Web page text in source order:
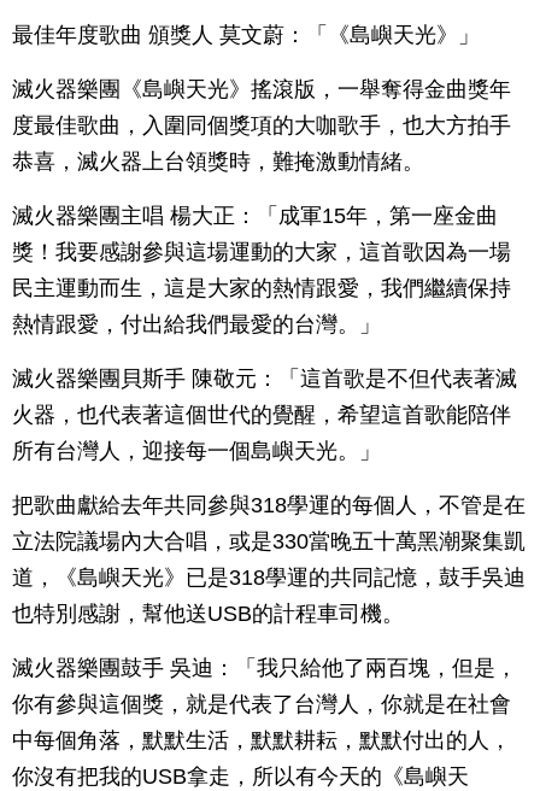
最佳年度歌曲 頒獎人 莫文蔚：「《島嶼天光》」
滅火器樂團《島嶼天光》搖滾版，一舉奪得金曲獎年
度最佳歌曲，入圍同個獎項的大咖歌手，也大方拍手
恭喜，滅火器上台領獎時，難掩激動情緒。
滅火器樂團主唱 楊大正：「成軍15年，第一座金曲
獎！我要感謝參與這場運動的大家，這首歌因為一場
民主運動而生，這是大家的熱情跟愛，我們繼續保持
熱情跟愛，付出給我們最愛的台灣。」
滅火器樂團貝斯手 陳敬元：「這首歌是不但代表著滅
火器，也代表著這個世代的覺醒，希望這首歌能陪伴
所有台灣人，迎接每一個島嶼天光。」
把歌曲獻給去年共同參與318學運的每個人，不管是在
立法院議場內大合唱，或是330當晚五十萬黑潮聚集凱
道，《島嶼天光》已是318學運的共同記憶，鼓手吳迪
也特別感謝，幫他送USB的計程車司機。
滅火器樂團鼓手 吳迪：「我只給他了兩百塊，但是，
你有參與這個獎，就是代表了台灣人，你就是在社會
中每個角落，默默生活，默默耕耘，默默付出的人，
你沒有把我的USB拿走，所以有今天的《島嶼天